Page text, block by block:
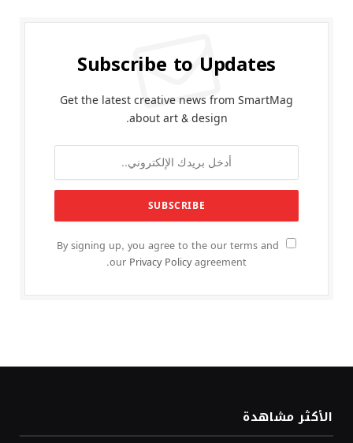
Subscribe to Updates
Get the latest creative news from SmartMag
about art & design.
By signing up, you agree to the our terms and
our Privacy Policyagreement.
الأكثر مشاهدة